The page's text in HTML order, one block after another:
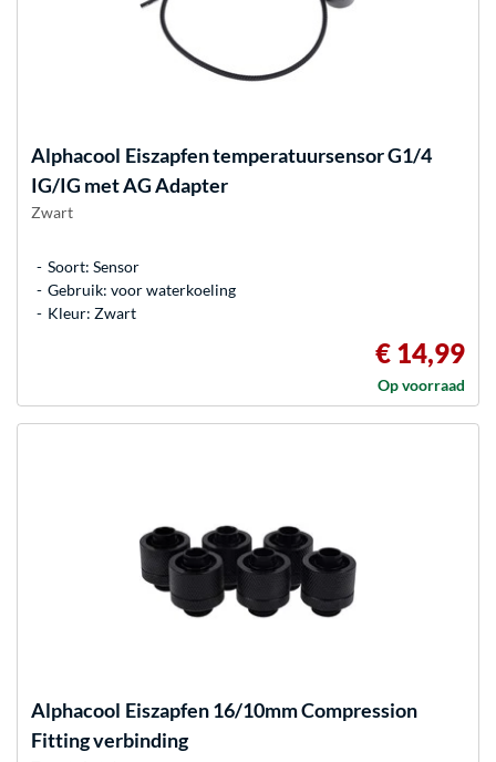
Alphacool Eiszapfen temperatuursensor G1/4
IG/IG met AG Adapter
Zwart
Soort: Sensor
Gebruik: voor waterkoeling
Kleur: Zwart
€ 14,99
Op voorraad
Alphacool Eiszapfen 16/10mm Compression
Fitting verbinding